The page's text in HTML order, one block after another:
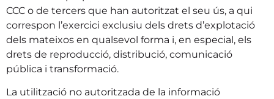
CCC o de tercers que han autoritzat el seu ús, a qui
correspon l’exercici exclusiu dels drets d’explotació
dels mateixos en qualsevol forma i, en especial, els
drets de reproducció, distribució, comunicació
pública i transformació.
La utilització no autoritzada de la informació